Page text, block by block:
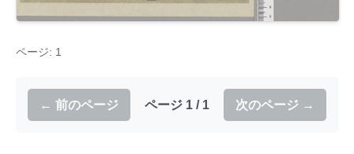
ページ: 1
← 前のページ ページ 1 / 1 次のページ →